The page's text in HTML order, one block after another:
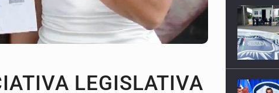
LEGISLATIVA